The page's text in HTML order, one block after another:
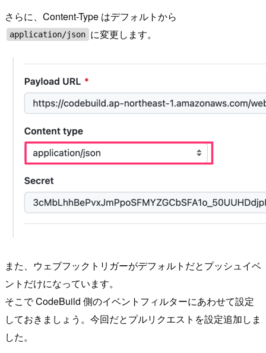
さらに、Content-Type はデフォルトから
application/json に変更します。
また、ウェブフックトリガーがデフォルトだとプッシュイベ
ントだけになっています。
そこで CodeBuild 側のイベントフィルターにあわせて設定
しておきましょう。今回だとプルリクエストを設定追加しま
した。